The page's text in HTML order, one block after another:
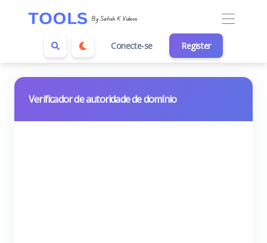
Conecte-se Register
Verificador de autoridade de domínio